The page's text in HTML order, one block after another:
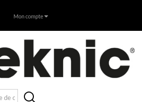
Mon compte